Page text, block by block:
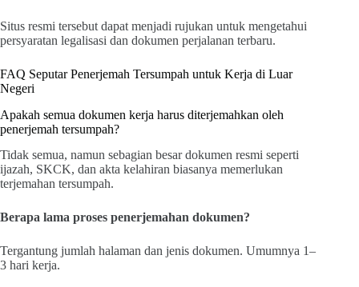
Situs resmi tersebut dapat menjadi rujukan untuk mengetahui
persyaratan legalisasi dan dokumen perjalanan terbaru.
FAQ Seputar Penerjemah Tersumpah untuk Kerja di Luar
Negeri
Apakah semua dokumen kerja harus diterjemahkan oleh
penerjemah tersumpah?
Tidak semua, namun sebagian besar dokumen resmi seperti
ijazah, SKCK, dan akta kelahiran biasanya memerlukan
terjemahan tersumpah.
Berapa lama proses penerjemahan dokumen?
Tergantung jumlah halaman dan jenis dokumen. Umumnya 1–
3 hari kerja.